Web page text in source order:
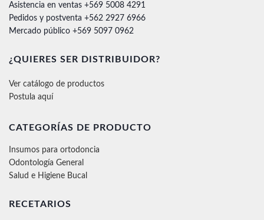
Asistencia en ventas +569 5008 4291
Pedidos y postventa +562 2927 6966
Mercado público +569 5097 0962
¿QUIERES SER DISTRIBUIDOR?
Ver catálogo de productos
Postula aquí
CATEGORÍAS DE PRODUCTO
Insumos para ortodoncia
Odontología General
Salud e Higiene Bucal
RECETARIOS